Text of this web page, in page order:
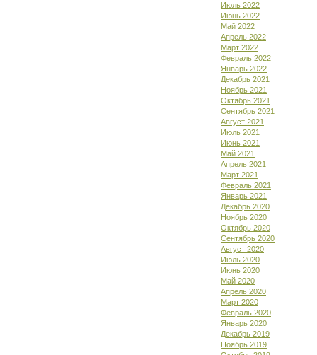
Июль 2022
Июнь 2022
Май 2022
Апрель 2022
Март 2022
Февраль 2022
Январь 2022
Декабрь 2021
Ноябрь 2021
Октябрь 2021
Сентябрь 2021
Август 2021
Июль 2021
Июнь 2021
Май 2021
Апрель 2021
Март 2021
Февраль 2021
Январь 2021
Декабрь 2020
Ноябрь 2020
Октябрь 2020
Сентябрь 2020
Август 2020
Июль 2020
Июнь 2020
Май 2020
Апрель 2020
Март 2020
Февраль 2020
Январь 2020
Декабрь 2019
Ноябрь 2019